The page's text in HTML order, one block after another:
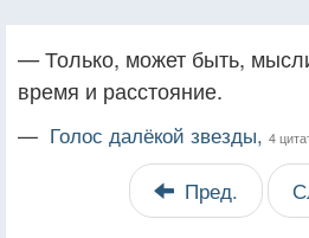
— Только, может быть,
время и расстояние.
— Голос далёкой звезды, 4
Пред.